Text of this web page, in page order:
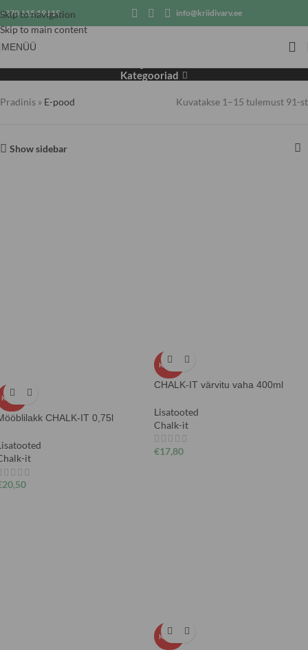
Skip to navigation
Skip to main content
+370 615 19119 info@kriidivarv.ee
MENÜÜ
Kategooriad
Pradinis » E-pood Kuvatakse 1–15 tulemust 91-st
Show sidebar
KUUM
CHALK-IT 0,75l
it
20,50
KUUM
CHALK-IT värvitu vaha 400ml
Lisatooted
Chalk-it
€17,80
KUUM